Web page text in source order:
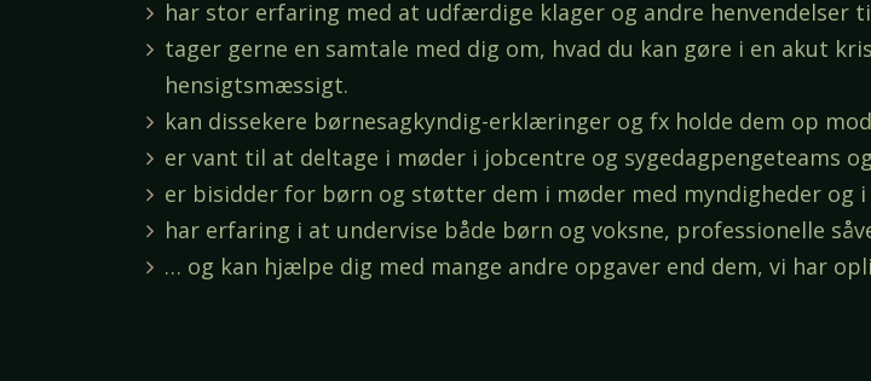
har stor erfaring med at udfærdige klager og andre henvendelser
tager gerne en samtale med dig om, hvad du kan gøre i en akut
hensigtsmæssigt.
kan dissekere børnesagkyndig-erklæringer og fx holde dem op
er vant til at deltage i møder i jobcentre og sygedagpengeteams
er bisidder for børn og støtter dem i møder med myndigheder og
har erfaring i at undervise både børn og voksne, professionelle
… og kan hjælpe dig med mange andre opgaver end dem, vi har